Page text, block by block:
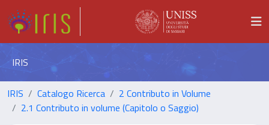
IRIS
IRIS Catalogo Ricerca
2 Contributo in Volume
2.1 Contributo in volume (Capitolo o Saggio)